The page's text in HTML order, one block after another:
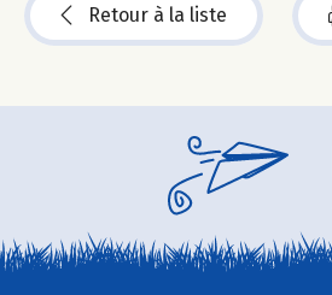
Retour à la liste